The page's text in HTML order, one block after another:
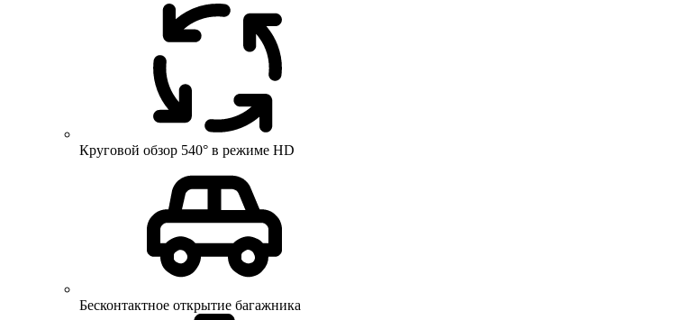
Круговой обзор 540° в режиме HD
Бесконтактное открытие багажника